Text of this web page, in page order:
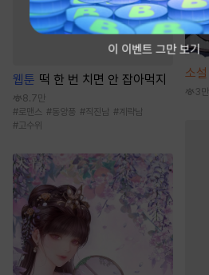
웹툰 떡 한 번 치면 안 잡아먹지
8.7만
#로맨스 #동양풍 #직진남 # 계략남
#고수위
소설
3만
이 이벤트 그만 보기